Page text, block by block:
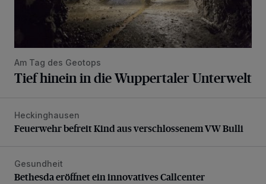
Am Tag des Geotops
Tief hinein in die Wuppertaler Unterwelt
Feuerwehr befreit Kind aus verschlossenem VW Bulli
Heckinghausen
Feuerwehr befreit Kind aus verschlossenem VW Bulli
Bethesda eröffnet ein innovatives Callcenter
Gesundheit
Bethesda eröffnet ein innovatives Callcenter